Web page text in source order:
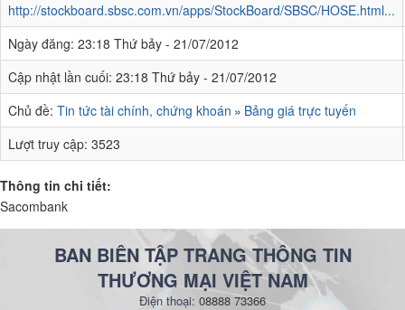
http://stockboard.sbsc.com.vn/apps/StockBoard/SBSC/HOSE.html...
Ngày đăng: 23:18 Thứ bảy - 21/07/2012
Cập nhật lần cuối: 23:18 Thứ bảy - 21/07/2012
Chủ đề: Tin tức tài chính, chứng khoán
Bảng giá trực tuyến
Lượt truy cập: 3523
Thông tin chi tiết:
Sacombank
BAN BIÊN TẬP TRANG THÔNG TIN
THƯƠNG MẠI VIỆT NAM
Điện thoại: 08888 73366